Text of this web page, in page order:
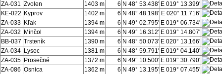
ZA-031 Zvolen 1403 m 6 N 48° 53.438' E 019° 13.399'
KE-022 Kyprov 1402 m 6 N 48° 48.198' E 020° 11.716'
ZA-033 Kľak 1394 m 6 N 49° 02.795' E 019° 06.734'
ZA-032
Minčol 1394 m 6 N 49° 16.312' E 019° 14.807'
BB-037 Trsteník 1390 m 6 N 48° 50.073' E 020° 13.166'
ZA-034 Lysec 1381 m 6 N 48° 59.791' E 019° 04.140'
ZA-035 Prosečné 1372 m 6 N 49° 10.500' E 019° 30.790'
ZA-086 Osnica 1362 m 6 N 49° 13.195' E 019° 07.455'